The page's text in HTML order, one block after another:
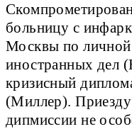
больницу с
Москвы по личной
иностранных дел
кризисный
(Миллер).
дипмиссии не